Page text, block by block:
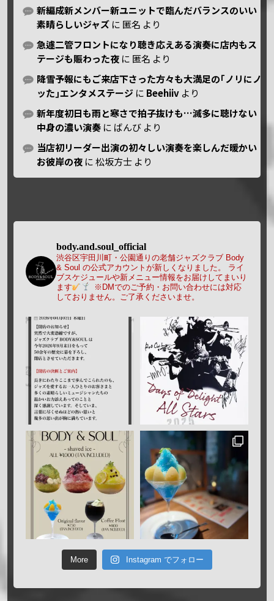
新編成新メンバー新ユニットで臨んだバランスのいい
素晴らしいジャズ に 匿名 より
急遽二管フロントになり聴き応えある演奏に店内もス
テージも賑わった夜 に 匿名 より
降雪予報にもご来店下さった方々も大満足の｢ノリにノ
ッた｣エンタメステージ に Beehiiv より
新年度初日も雨と寒さで拍子抜けも…滅多に聴けない
中身の濃い演奏 に ばんび より
当店初リーダー出演の初々しい演奏を楽しんだ暖かい
お彼岸の夜 に松坂方士 より
body.and.soul_official
渋谷区宇田川町・公園通りの老舗ジャズクラブ Body
& Soul の公式アカウントが新しくなりました。
ライ
ブスケジュールや新メニュー情報をお届けしてまいり
ます
※DMでのご予約・お問い合わせには対応
しておりません。ご了承くださいませ。
More Instagram でフォロー